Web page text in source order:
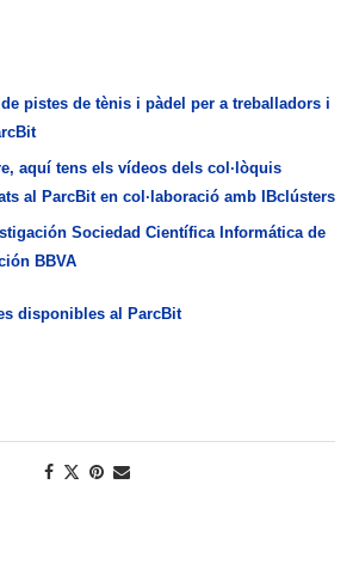
pistes de tènis i pàdel per a treballadors i
aquí tens els vídeos dels col·lòquis
al ParcBit en col·laboració amb IBclústers
Sociedad Científica Informática de
BBVA
disponibles al ParcBit